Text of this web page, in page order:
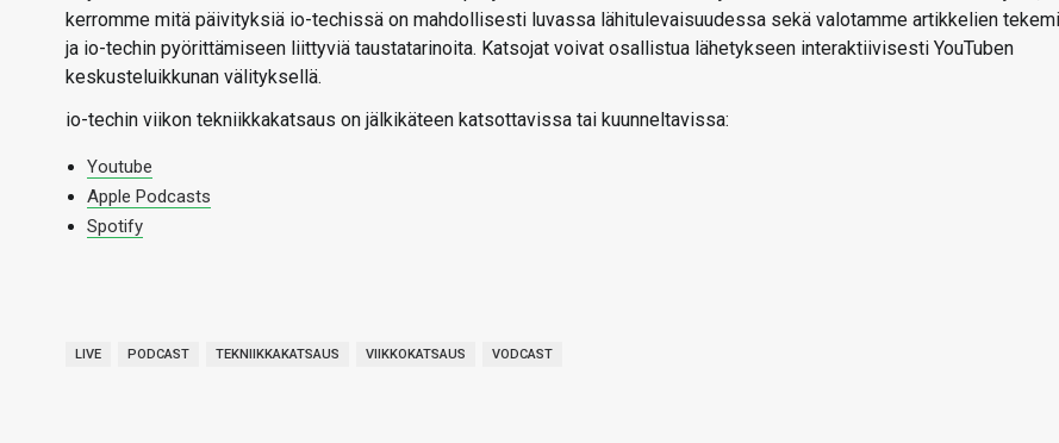
kerromme mitä päivityksiä io-techissä on mahdollisesti luvassa lähitulevaisuudessa sekä valotamme artikkelien
ja io-techin pyörittämiseen liittyviä taustatarinoita. Katsojat voivat osallistua lähetykseen interaktiivisesti YouTuben
keskusteluikkunan välityksellä.
io-techin viikon tekniikkakatsaus on jälkikäteen katsottavissa tai kuunneltavissa:
Youtube
Apple Podcasts
Spotify
LIVE PODCAST TEKNIIKKAKATSAUS VIIKKOKATSAUS VODCAST